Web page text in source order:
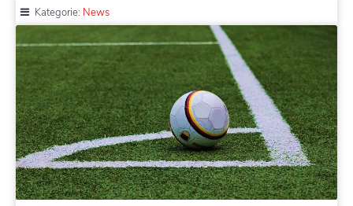
Kategorie: News